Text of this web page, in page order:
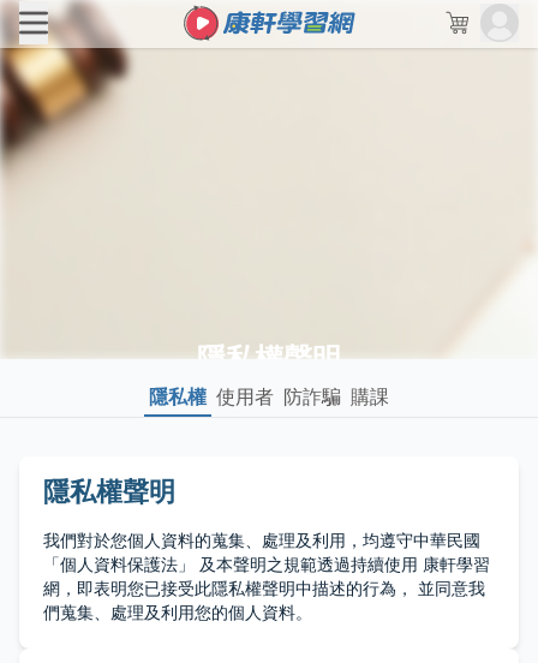
隱私權聲明
隱私權 使用者 防詐騙 購課
隱私權聲明
我們對於您個人資料的蒐集、處理及利用，均遵守中華民國
「個人資料保護法」 及本聲明之規範透過持續使用 康軒學習
網，即表明您已接受此隱私權聲明中描述的行為， 並同意我
們蒐集、處理及利用您的個人資料。